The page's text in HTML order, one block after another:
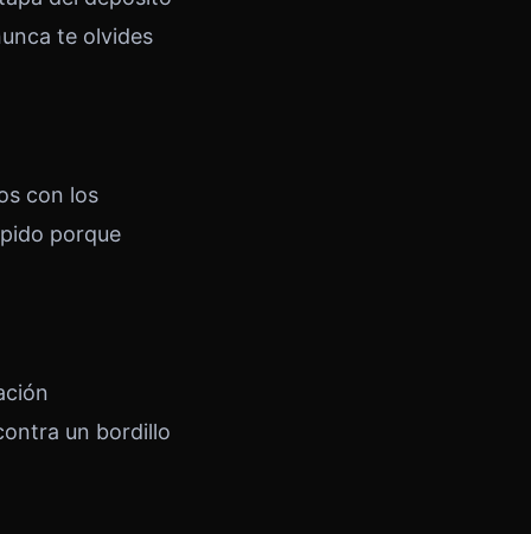
te olvides
con los
porque
un bordillo